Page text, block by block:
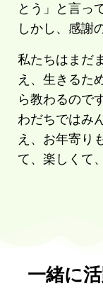
とう」と言っ
しかし、感謝
私たちはまだ
え、生きるた
ら教わるので
わだちではみ
え、お年寄り
て、楽しくて
一緒に